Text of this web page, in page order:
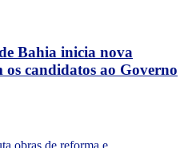
Bahia inicia nova
os candidatos ao Governo